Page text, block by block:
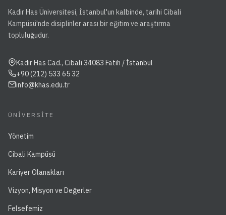
Kadir Has Üniversitesi, İstanbul'un kalbinde, tarihi Cibali
Kampüsü'nde disiplinler arası bir eğitim ve araştırma
topluluğudur.
Kadir Has Cad., Cibali 34083 Fatih / İstanbul
+90 (212) 533 65 32
info@khas.edu.tr
ÜNIVERSITE
Yönetim
Cibali Kampüsü
Kariyer Olanakları
Vizyon, Misyon ve Değerler
Felsefemiz